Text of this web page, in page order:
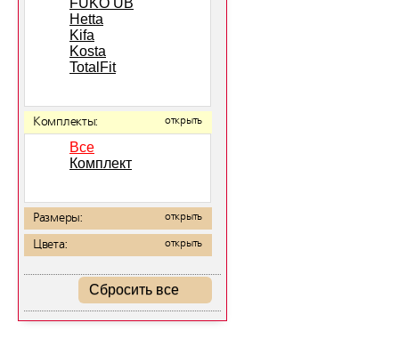
FUKO UB
Hetta
Kifa
Kosta
TotalFit
Комплекты: открыть
Все
Комплект
Размеры: открыть
Цвета: открыть
Сбросить все